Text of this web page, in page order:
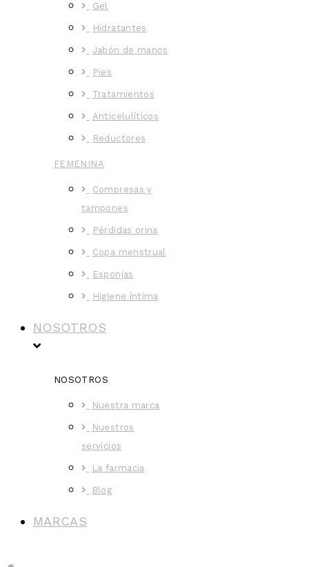
Gel
Hidratantes
Jabón de manos
Pies
Tratamientos
Anticelulíticos
Reductores
FEMENINA
Compresas y
tampones
Pérdidas orina
Copa menstrual
Esponjas
Higiene íntima
NOSOTROS
NOSOTROS
Nuestra marca
Nuestros
servicios
La farmacia
Blog
MARCAS